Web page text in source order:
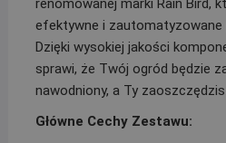
renomowanej marki Rain Bird,
efektywne i zautomatyzowane
Dzięki wysokiej jakości
sprawi, że Twój ogród będzie
nawodniony, a Ty
Główne Cechy Zestawu: